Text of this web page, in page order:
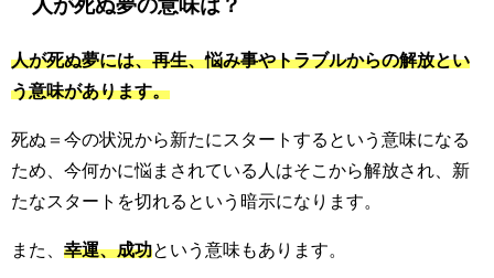
人が死ぬ夢の意味は？
人が死ぬ夢には、再生、悩み事やトラブルからの解放とい
う意味があります。
死ぬ＝今の状況から新たにスタートするという意味になる
ため、今何かに悩まされている人はそこから解放され、新
たなスタートを切れるという暗示になります。
また、 幸運、成功という意味もあります。